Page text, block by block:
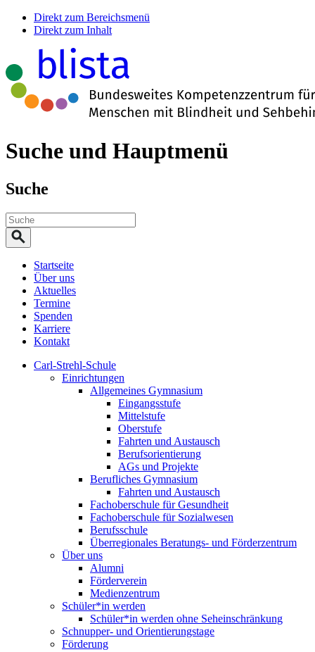
Direkt zum Bereichsmenü
Direkt zum Inhalt
Suche und Hauptmenü
Suche
Startseite
Über uns
Aktuelles
Termine
Spenden
Karriere
Kontakt
Carl-Strehl-Schule
Einrichtungen
Allgemeines Gymnasium
Eingangsstufe
Mittelstufe
Oberstufe
Fahrten und Austausch
Berufsorientierung
AGs und Projekte
Berufliches Gymnasium
Fahrten und Austausch
Fachoberschule für Gesundheit
Fachoberschule für Sozialwesen
Berufsschule
Überregionales Beratungs- und Förderzentrum
Über uns
Alumni
Förderverein
Medienzentrum
Schüler*in werden
Schüler*in werden ohne Seheinschränkung
Schnupper- und Orientierungstage
Förderung